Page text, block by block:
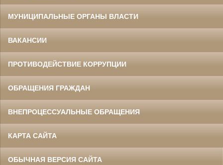
МУНИЦИПАЛЬНЫЕ ОРГАНЫ ВЛАСТИ
ВАКАНСИИ
ПРОТИВОДЕЙСТВИЕ КОРРУПЦИИ
ОБРАЩЕНИЯ ГРАЖДАН
ВНЕПРОЦЕССУАЛЬНЫЕ ОБРАЩЕНИЯ
КАРТА САЙТА
ОБЫЧНАЯ ВЕРСИЯ САЙТА